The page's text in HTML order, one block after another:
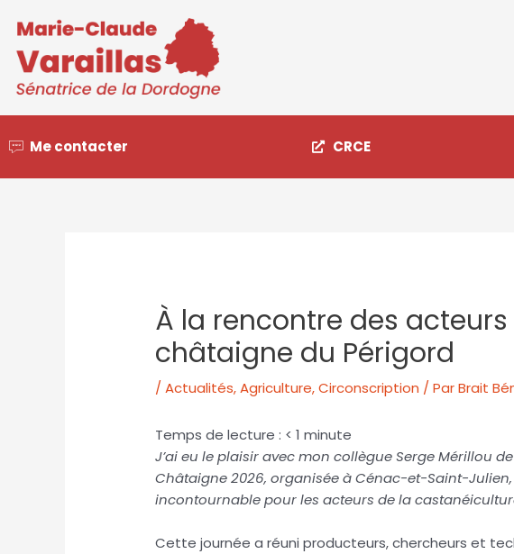
Me contacter CRCE
À la rencontre des
châtaigne du Périgord
/Actualités,Agriculture,Circonscription / ParBrait
Temps de lecture : < 1 minute
J’ai eu le plaisir avec mon collègue Serge Mérillou
Châtaigne 2026, organisée à Cénac-et-Saint-
incontournable pour les acteurs de la
Cette journée a réuni producteurs, chercheurs et